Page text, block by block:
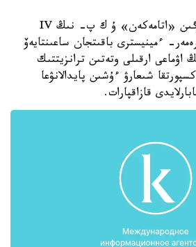
استانا. قازاقپارات - بۇگىن «اتامەكەن» ۇ ك پ- نىڭ IV
ءمينيسترى باقىتجان ساعىنتايەۆ
اۋماعى ارقىلى وتەتىن ترانزيتتىك
شىعارۋ ءۇشىن پايدالانۋعا
قازاقپارات.